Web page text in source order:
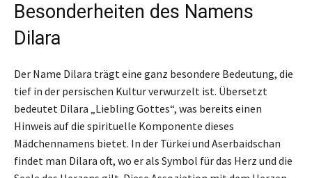
Besonderheiten des Namens
Dilara
Der Name Dilara trägt eine ganz besondere Bedeutung, die
tief in der persischen Kultur verwurzelt ist. Übersetzt
bedeutet Dilara „Liebling Gottes“, was bereits einen
Hinweis auf die spirituelle Komponente dieses
Mädchennamens bietet. In der Türkei und Aserbaidschan
findet man Dilara oft, wo er als Symbol für das Herz und die